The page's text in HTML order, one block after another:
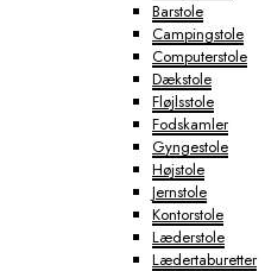
Barstole
Campingstole
Computerstole
Dækstole
Fløjlsstole
Fodskamler
Gyngestole
Højstole
Jernstole
Kontorstole
Læderstole
Lædertaburetter